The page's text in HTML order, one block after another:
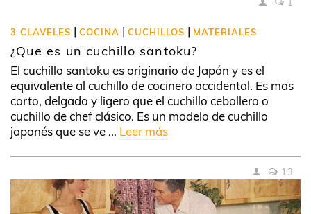
1
3 CLAVELES | COCINA | CUCHILLOS | MATERIALES
¿Que es un cuchillo santoku?
El cuchillo santoku es originario de Japón y es el
equivalente al cuchillo de cocinero occidental. Es mas
corto, delgado y ligero que el cuchillo cebollero o
cuchillo de chef clásico. Es un modelo de cuchillo
japonés que se ve … Leer más
13